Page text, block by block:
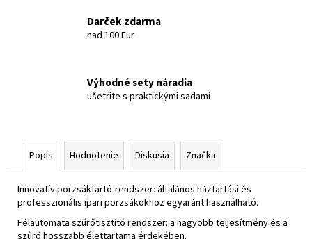
Darček zdarma
nad 100 Eur
Výhodné sety náradia
ušetrite s praktickými sadami
Popis Hodnotenie Diskusia Značka
Innovatív porzsáktartó-rendszer: általános háztartási és
professzionális ipari porzsákokhoz egyaránt használható.
Félautomata szűrőtisztító rendszer: a nagyobb teljesítmény és a
szűrő hosszabb élettartama érdekében.